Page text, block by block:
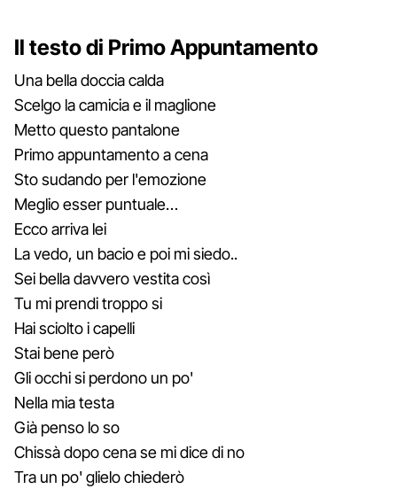
Il testo di Primo Appuntamento
Una bella doccia calda
Scelgo la camicia e il maglione
Metto questo pantalone
Primo appuntamento a cena
Sto sudando per l'emozione
Meglio esser puntuale…
Ecco arriva lei
La vedo, un bacio e poi mi siedo..
Sei bella davvero vestita così
Tu mi prendi troppo si
Hai sciolto i capelli
Stai bene però
Gli occhi si perdono un po'
Nella mia testa
Già penso lo so
Chissà dopo cena se mi dice di no
Tra un po' glielo chiederò